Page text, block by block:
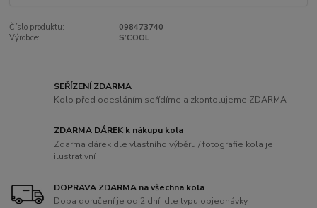
Číslo produktu:
098473740
Výrobce:
S’COOL
SEŘÍZENÍ ZDARMA
Kolo před odesláním seřídíme a zkontolujeme ZDARMA
ZDARMA DÁREK k nákupu kola
Zdarma dárek dle vlastního výběru / fotografie kola je
ilustrativní
DOPRAVA ZDARMA na všechna kola
Doba doručení je od 2 dní, dle typu objednávky